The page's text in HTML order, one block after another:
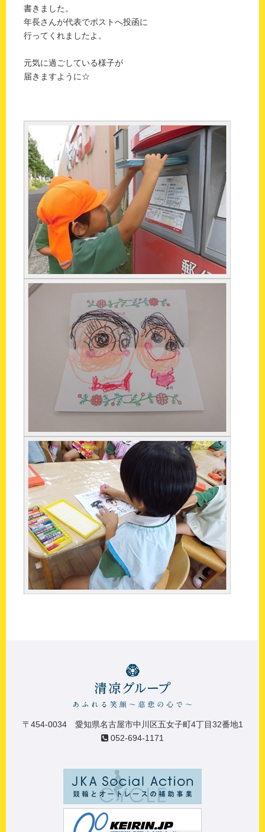
書きました。
年長さんが代表でポストへ投函に
行ってくれましたよ。
元気に過ごしている様子が
届きますように☆
〒454-0034 愛知県名古屋市中川区五女子町4丁目32番地1
052-694-1171